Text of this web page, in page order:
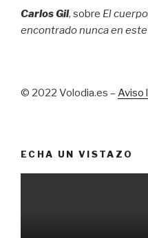
Carlos Gil, sobre El
encontrado nunca en
© 2022 Volodia.es – Aviso
ECHA UN VISTAZO